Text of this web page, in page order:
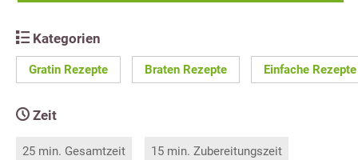
Kategorien
Gratin Rezepte Braten Rezepte Einfache Rezepte
Zeit
25 min. Gesamtzeit 15 min. Zubereitungszeit